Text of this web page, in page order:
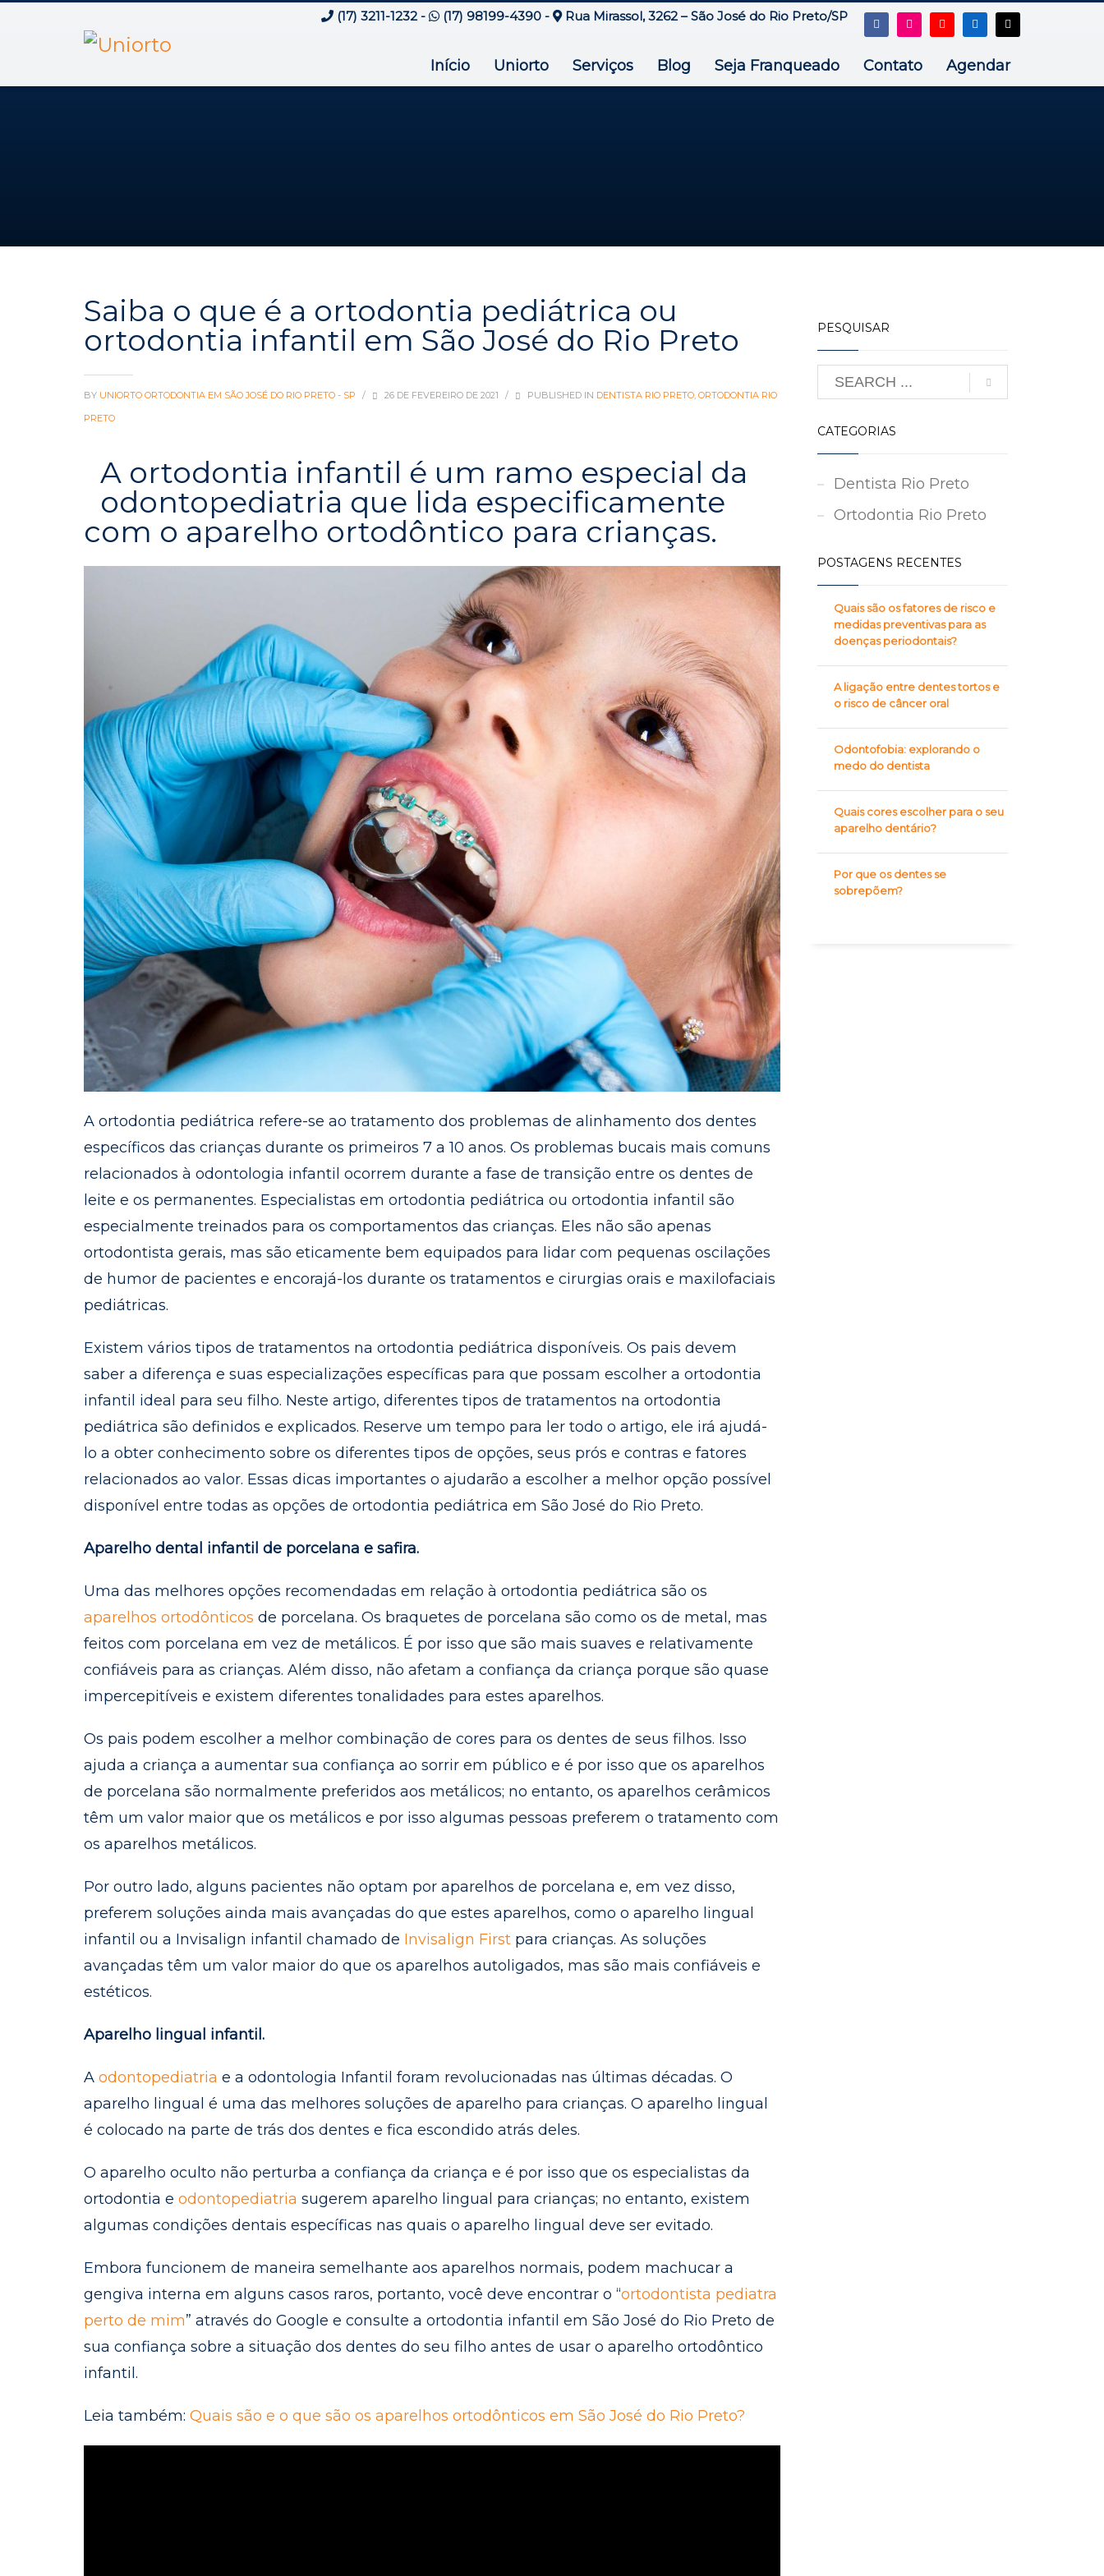
(17) 3211-1232 - (17) 98199-4390 - Rua Mirassol, 3262 – São José do Rio Preto/SP
Início Uniorto Serviços Blog Seja Franqueado Contato Agendar
Saiba o que é a ortodontia pediátrica ou
ortodontia infantil em São José do Rio Preto
BY UNIORTO ORTODONTIA EM SÃO JOSÉ DO RIO PRETO - SP / 26 DE FEVEREIRO DE 2021 / PUBLISHED IN DENTISTA RIO PRETO, ORTODONTIA RIO
PRETO
A ortodontia infantil é um ramo especial da
odontopediatria que lida especificamente
com o aparelho ortodôntico para crianças.
A ortodontia pediátrica refere-se ao tratamento dos problemas de alinhamento dos dentes
específicos das crianças durante os primeiros 7 a 10 anos. Os problemas bucais mais comuns
relacionados à odontologia infantil ocorrem durante a fase de transição entre os dentes de
leite e os permanentes. Especialistas em ortodontia pediátrica ou ortodontia infantil são
especialmente treinados para os comportamentos das crianças. Eles não são apenas
ortodontista gerais, mas são eticamente bem equipados para lidar com pequenas oscilações
de humor de pacientes e encorajá-los durante os tratamentos e cirurgias orais e maxilofaciais
pediátricas.
Existem vários tipos de tratamentos na ortodontia pediátrica disponíveis. Os pais devem
saber a diferença e suas especializações específicas para que possam escolher a ortodontia
infantil ideal para seu filho. Neste artigo, diferentes tipos de tratamentos na ortodontia
pediátrica são definidos e explicados. Reserve um tempo para ler todo o artigo, ele irá ajudá-
lo a obter conhecimento sobre os diferentes tipos de opções, seus prós e contras e fatores
relacionados ao valor. Essas dicas importantes o ajudarão a escolher a melhor opção possível
disponível entre todas as opções de ortodontia pediátrica em São José do Rio Preto.
Aparelho dental infantil de porcelana e safira.
Uma das melhores opções recomendadas em relação à ortodontia pediátrica são os
aparelhos ortodônticos de porcelana. Os braquetes de porcelana são como os de metal, mas
feitos com porcelana em vez de metálicos. É por isso que são mais suaves e relativamente
confiáveis ​​para as crianças. Além disso, não afetam a confiança da criança porque são quase
impercepitíveis e existem diferentes tonalidades para estes aparelhos.
Os pais podem escolher a melhor combinação de cores para os dentes de seus filhos. Isso
ajuda a criança a aumentar sua confiança ao sorrir em público e é por isso que os aparelhos
de porcelana são normalmente preferidos aos metálicos; no entanto, os aparelhos cerâmicos
têm um valor maior que os metálicos e por isso algumas pessoas preferem o tratamento com
os aparelhos metálicos.
Por outro lado, alguns pacientes não optam por aparelhos de porcelana e, em vez disso,
preferem soluções ainda mais avançadas do que estes aparelhos, como o aparelho lingual
infantil ou a Invisalign infantil chamado de Invisalign First para crianças. As soluções
avançadas têm um valor maior do que os aparelhos autoligados, mas são mais confiáveis e
estéticos.
Aparelho lingual infantil.
A odontopediatria e a odontologia Infantil foram revolucionadas nas últimas décadas. O
aparelho lingual é uma das melhores soluções de aparelho para crianças. O aparelho lingual
é colocado na parte de trás dos dentes e fica escondido atrás deles.
O aparelho oculto não perturba a confiança da criança e é por isso que os especialistas da
ortodontia e odontopediatria sugerem aparelho lingual para crianças; no entanto, existem
algumas condições dentais específicas nas quais o aparelho lingual deve ser evitado.
Embora funcionem de maneira semelhante aos aparelhos normais, podem machucar a
gengiva interna em alguns casos raros, portanto, você deve encontrar o “ortodontista pediatra
perto de mim” através do Google e consulte a ortodontia infantil em São José do Rio Preto de
sua confiança sobre a situação dos dentes do seu filho antes de usar o aparelho ortodôntico
infantil.
Leia também: Quais são e o que são os aparelhos ortodônticos em São José do Rio Preto?
PESQUISAR
CATEGORIAS
Dentista Rio Preto
Ortodontia Rio Preto
POSTAGENS RECENTES
Quais são os fatores de risco e
medidas preventivas para as
doenças periodontais?
A ligação entre dentes tortos e
o risco de câncer oral
Odontofobia: explorando o
medo do dentista
Quais cores escolher para o seu
aparelho dentário?
Por que os dentes se
sobrepõem?